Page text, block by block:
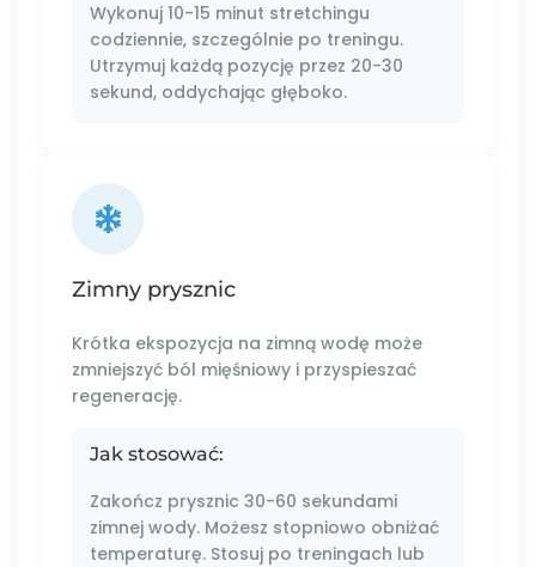
Wykonuj 10-15 minut stretchingu
codziennie, szczególnie po treningu.
Utrzymuj każdą pozycję przez 20-30
sekund, oddychając głęboko.
Zimny prysznic
Krótka ekspozycja na zimną wodę może
zmniejszyć ból mięśniowy i przyspieszać
regenerację.
Jak stosować:
Zakończ prysznic 30-60 sekundami
zimnej wody. Możesz stopniowo obniżać
temperaturę. Stosuj po treningach lub